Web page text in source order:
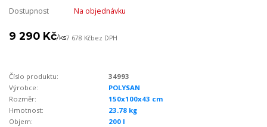
Dostupnost Na objednávku
9 290 Kč/ks7 678 Kčbez DPH
Číslo produktu:
34993
Výrobce:
POLYSAN
Rozměr:
150x100x43 cm
Hmotnost:
23.78 kg
Objem:
200 l